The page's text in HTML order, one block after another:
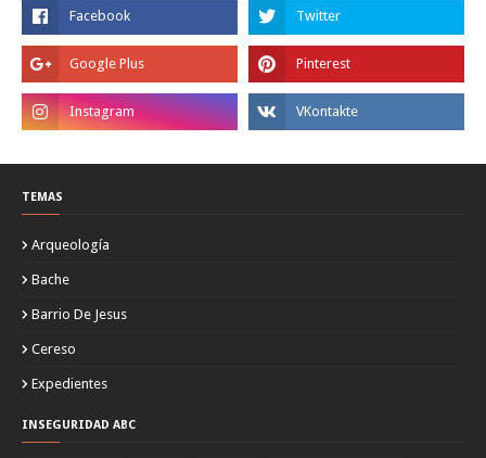
TEMAS
Arqueología
Bache
Barrio De Jesus
Cereso
Expedientes
INSEGURIDAD ABC